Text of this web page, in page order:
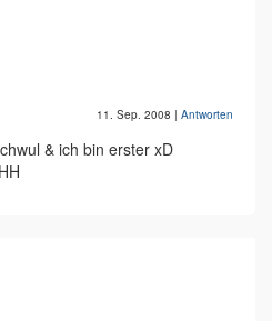
11. Sep. 2008 | Antworten
& ich bin erster xD